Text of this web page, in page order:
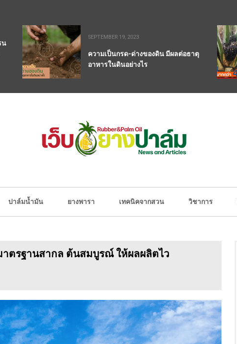
น
SEPTEMBER 19, 2023
ความเป็นกรด-ด่างของดิน มีผลต่อธาตุ
อาหารในดินอย่างไร
ปาล์มน้ำมัน ยางพารา เทคนิคจากสวน วิชาการ
ตรฐานสากล ต้นสมบูรณ์ ให้ผลผลิตไว